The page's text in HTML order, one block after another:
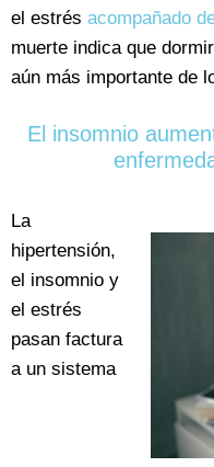
el estrés acompañado
muerte indica que
aún más importante de
El insomnio
La
hipertensión,
el insomnio y
el estrés
pasan factura
a un sistema